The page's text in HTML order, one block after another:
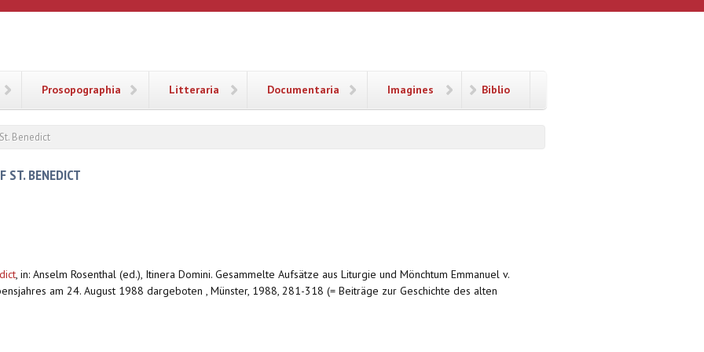
Prosopographia Litteraria Documentaria Imagines Biblio
Benedict
ST. BENEDICT
, in: Anselm Rosenthal (ed.), Itinera Domini. Gesammelte Aufsätze aus Liturgie und Mönchtum Emmanuel v.
am 24. August 1988 dargeboten , Münster, 1988, 281-318 (= Beiträge zur Geschichte des alten